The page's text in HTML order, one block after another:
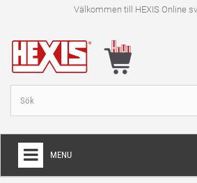
Välkommen till HEXIS Online
MENU